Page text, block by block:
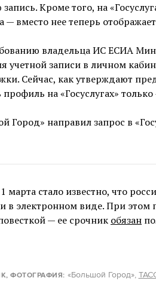
запись. Кроме того, на
— вместо нее теперь
владельца ИС ЕСИА
учетной записи в личном
Сейчас, как утверждают
профиль на «Госуслугах»
Город» направил запрос в
марта стало известно, что
в электронном виде. При этом
— ее срочник обязан
ФОТОГРАФИЯ: «Большой Город»,